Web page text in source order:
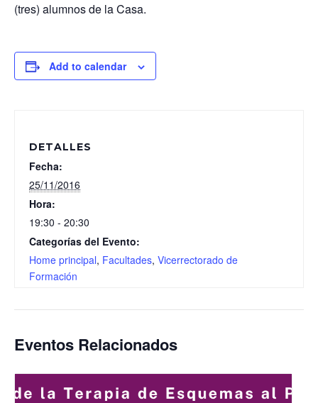
(tres) alumnos de la Casa.
Add to calendar
DETALLES
Fecha:
25/11/2016
Hora:
19:30 - 20:30
Categorías del Evento:
Home principal, Facultades, Vicerrectorado de
Formación
Eventos Relacionados